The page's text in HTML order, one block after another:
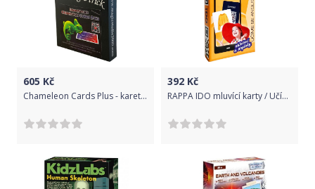
605 Kč
Chameleon Cards Plus - karetní kouzlo
392 Kč
RAPPA IDO mluvící karty / Učíme se anglicky - OBLEČENÍ a DOPLŇKY